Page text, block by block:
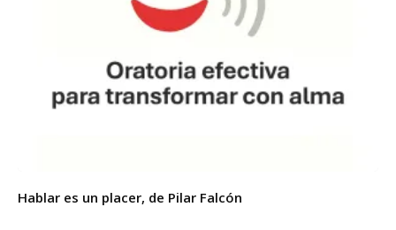
Hablar es un placer, de Pilar Falcón